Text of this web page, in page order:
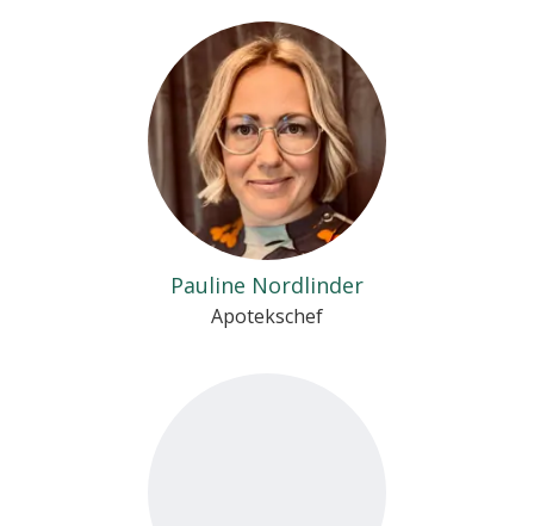
Pauline Nordlinder
Apotekschef